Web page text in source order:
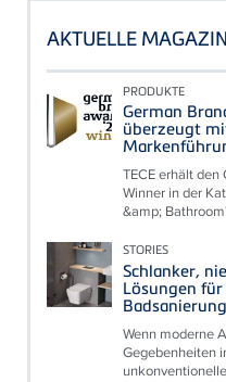
AKTUELLE
PRODUKTE
German
überzeugt
TECE erhält
Winner in der
&amp;
STORIES
Schlanker,
Lösungen
Badsanierung
Wenn moderne
Gegebenheiten